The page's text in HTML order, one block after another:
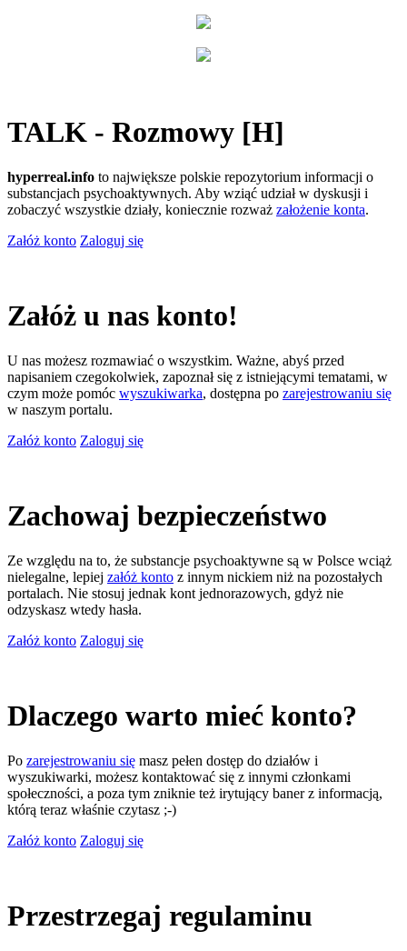
TALK - Rozmowy [H]
hyperreal.info to największe polskie repozytorium informacji o
substancjach psychoaktywnych. Aby wziąć udział w dyskusji i
zobaczyć wszystkie działy, koniecznie rozważ założenie konta.
Załóż konto Zaloguj się
Załóż u nas konto!
U nas możesz rozmawiać o wszystkim. Ważne, abyś przed
napisaniem czegokolwiek, zapoznał się z istniejącymi tematami, w
czym może pomóc wyszukiwarka, dostępna po zarejestrowaniu się
w naszym portalu.
Załóż konto Zaloguj się
Zachowaj bezpieczeństwo
Ze względu na to, że substancje psychoaktywne są w Polsce wciąż
nielegalne, lepiej załóż konto z innym nickiem niż na pozostałych
portalach. Nie stosuj jednak kont jednorazowych, gdyż nie
odzyskasz wtedy hasła.
Załóż konto Zaloguj się
Dlaczego warto mieć konto?
Po zarejestrowaniu się masz pełen dostęp do działów i
wyszukiwarki, możesz kontaktować się z innymi członkami
społeczności, a poza tym zniknie też irytujący baner z informacją,
którą teraz właśnie czytasz ;-)
Załóż konto Zaloguj się
Przestrzegaj regulaminu